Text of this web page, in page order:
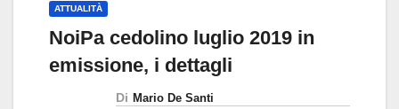
ATTUALITÀ
NoiPa cedolino luglio 2019 in
emissione, i dettagli
Di Mario De Santi